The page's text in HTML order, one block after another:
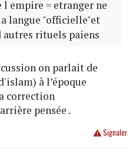
l empire = etranger ne
langue "officielle"et
rituels paiens
on parlait de
à l’époque
correction
pensée .
Signaler